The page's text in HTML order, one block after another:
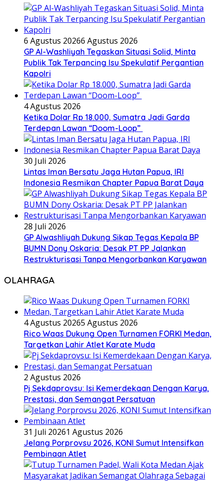
6 Agustus 20266 Agustus 2026
GP Al-Washliyah Tegaskan Situasi Solid, Minta
Publik Tak Terpancing Isu Spekulatif Pergantian
Kapolri
4 Agustus 2026
Ketika Dolar Rp 18.000, Sumatra Jadi Garda
Terdepan Lawan “Doom-Loop”
30 Juli 2026
Lintas Iman Bersatu Jaga Hutan Papua, IRI
Indonesia Resmikan Chapter Papua Barat Daya
28 Juli 2026
GP Alwashliyah Dukung Sikap Tegas Kepala BP
BUMN Dony Oskaria: Desak PT PP Jalankan
Restrukturisasi Tanpa Mengorbankan Karyawan
OLAHRAGA
4 Agustus 20265 Agustus 2026
Rico Waas Dukung Open Turnamen FORKI Medan,
Targetkan Lahir Atlet Karate Muda
2 Agustus 2026
Pj Sekdaprovsu: Isi Kemerdekaan Dengan Karya,
Prestasi, dan Semangat Persatuan
31 Juli 20261 Agustus 2026
Jelang Porprovsu 2026, KONI Sumut Intensifkan
Pembinaan Atlet